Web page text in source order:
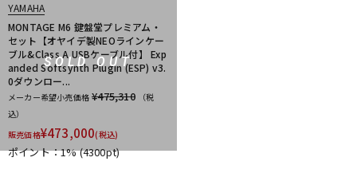
SOLD OUT
YAMAHA
MONTAGE M6 鍵盤堂プレミアム・
セット【オヤイデ製NEOラインケー
ブル&Class A USBケーブル付】 Exp
anded Softsynth Plugin (ESP) v3.
0ダウンロー...
メーカー希望小売価格 ¥475,310
（税
込）
販売価格¥473,000(税込)
ポイント：1%(4300pt)